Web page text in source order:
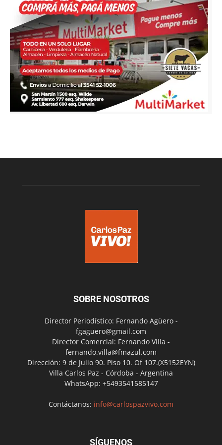
SOBRE NOSOTROS
Director Periodístico: Fernando Agüero -
fgaguero@gmail.com
Director Comercial: Fernando Villa -
fernando.villa@fmazul.com
Dirección: 9 de Julio 90. Piso 10. Of 107.(X5152EYN)
Villa Carlos Paz - Córdoba - Argentina
WhatsApp: +5493541585147
Contáctanos: info@carlospazvivo.com
SÍGUENOS